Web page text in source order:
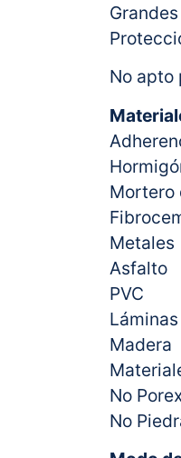
No apto
Mortero
Metales
Asfalto
PVC
Madera
No
No